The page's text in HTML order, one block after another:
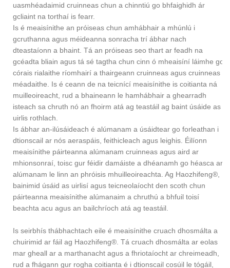
uasmhéadaimid cruinneas chun a chinntiú go bhfaighidh ár
gcliaint na torthaí is fearr.
Is é meaisínithe an próiseas chun amhábhair a mhúnlú i
gcruthanna agus méideanna sonracha trí ábhar nach
dteastaíonn a bhaint. Tá an próiseas seo thart ar feadh na
gcéadta bliain agus tá sé tagtha chun cinn ó mheaisíní láimhe go
córais rialaithe ríomhairí a thairgeann cruinneas agus cruinneas
méadaithe. Is é ceann de na teicnící meaisínithe is coitianta ná
muilleoireacht, rud a bhaineann le hamhábhair a ghearradh
isteach sa chruth nó an fhoirm atá ag teastáil ag baint úsáide as
uirlis rothlach.
Is ábhar an-ilúsáideach é alúmanam a úsáidtear go forleathan i
dtionscail ar nós aeraspáis, feithicleach agus leighis. Éilíonn
meaisínithe páirteanna alúmanam cruinneas agus aird ar
mhionsonraí, toisc gur féidir damáiste a dhéanamh go héasca ar
alúmanam le linn an phróisis mhuilleoireachta. Ag Haozhifeng®,
bainimid úsáid as uirlisí agus teicneolaíocht den scoth chun
páirteanna meaisínithe alúmanaim a chruthú a bhfuil toisí
beachta acu agus an bailchríoch atá ag teastáil.
Is seirbhís thábhachtach eile é meaisínithe cruach dhosmálta a
chuirimid ar fáil ag Haozhifeng®. Tá cruach dhosmálta ar eolas
mar gheall ar a marthanacht agus a fhriotaíocht ar chreimeadh,
rud a fhágann gur rogha coitianta é i dtionscail cosúil le tógáil,